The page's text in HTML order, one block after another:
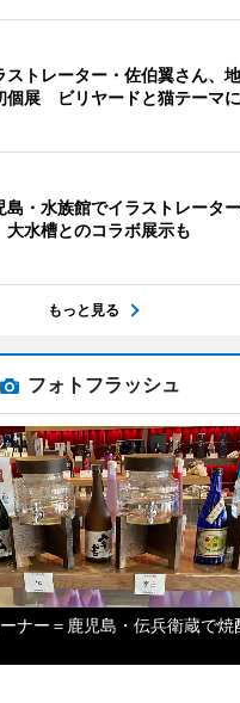
ストレーター・佐伯翼さん、
個展 ビリヤードと猫テーマに
島・水族館でイラストレータ
水槽とのコラボ展示も
もっと見る
フォトフラッシュ
ナー＝鹿児島・伝兵衛蔵で焼